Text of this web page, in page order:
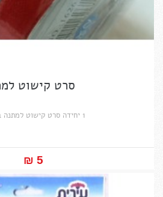
סרט קישוט
1 יחידה סרט קישוט למתנה ב-5 ש"ח.
5 ₪‎